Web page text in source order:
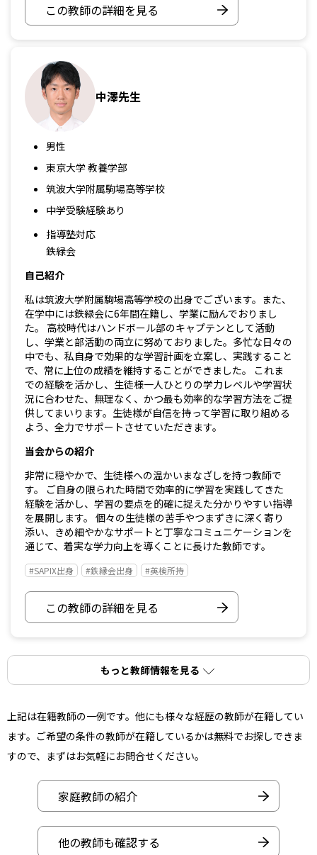
この教師の詳細を見る
中澤先生
男性
東京大学 教養学部
筑波大学附属駒場高等学校
中学受験経験あり
指導塾対応
鉄緑会
自己紹介
私は筑波大学附属駒場高等学校の出身でございます。また、
在学中には鉄緑会に6年間在籍し、学業に励んでおりまし
た。 高校時代はハンドボール部のキャプテンとして活動
し、学業と部活動の両立に努めておりました。多忙な日々の
中でも、私自身で効果的な学習計画を立案し、実践すること
で、常に上位の成績を維持することができました。 これま
での経験を活かし、生徒様一人ひとりの学力レベルや学習状
況に合わせた、無理なく、かつ最も効率的な学習方法をご提
供してまいります。生徒様が自信を持って学習に取り組める
よう、全力でサポートさせていただきます。
当会からの紹介
非常に穏やかで、生徒様への温かいまなざしを持つ教師で
す。 ご自身の限られた時間で効率的に学習を実践してきた
経験を活かし、学習の要点を的確に捉えた分かりやすい指導
を展開します。 個々の生徒様の苦手やつまずきに深く寄り
添い、きめ細やかなサポートと丁寧なコミュニケーションを
通じて、着実な学力向上を導くことに長けた教師です。
#SAPIX出身 #鉄縁会出身 #英検所持
この教師の詳細を見る
もっと教師情報を見る
上記は在籍教師の一例です。他にも様々な経歴の教師が在籍してい
ます。ご希望の条件の教師が在籍しているかは無料でお探しできま
すので、まずはお気軽にお問合せください。
家庭教師の紹介
他の教師も確認する